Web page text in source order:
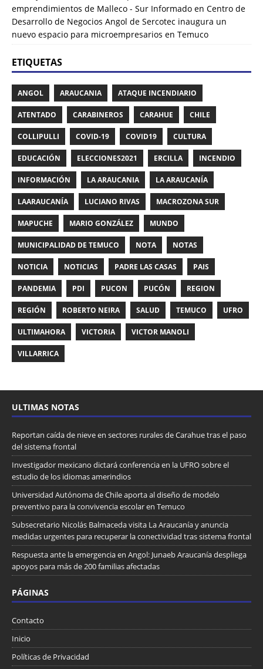
emprendimientos de Malleco - Sur Informado en Centro de
Desarrollo de Negocios Angol de Sercotec inaugura un
nuevo espacio para microempresarios en Temuco
ETIQUETAS
ANGOL ARAUCANIA ATAQUE INCENDIARIO
ATENTADO CARABINEROS CARAHUE CHILE
COLLIPULLI COVID-19 COVID19 CULTURA
EDUCACIÓN ELECCIONES2021 ERCILLA INCENDIO
INFORMACIÓN LA ARAUCANIA LA ARAUCANÍA
LAARAUCANÍA LUCIANO RIVAS MACROZONA SUR
MAPUCHE MARIO GONZÁLEZ MUNDO
MUNICIPALIDAD DE TEMUCO NOTA NOTAS
NOTICIA NOTICIAS PADRE LAS CASAS PAIS
PANDEMIA PDI PUCON PUCÓN REGION
REGIÓN ROBERTO NEIRA SALUD TEMUCO UFRO
ULTIMAHORA VICTORIA VICTOR MANOLI
VILLARRICA
ULTIMAS NOTAS
Reportan caída de nieve en sectores rurales de Carahue tras el paso
del sistema frontal
Investigador mexicano dictará conferencia en la UFRO sobre el
estudio de los idiomas amerindios
Universidad Autónoma de Chile aporta al diseño de modelo
preventivo para la convivencia escolar en Temuco
Subsecretario Nicolás Balmaceda visita La Araucanía y anuncia
medidas urgentes para recuperar la conectividad tras sistema frontal
Respuesta ante la emergencia en Angol: Junaeb Araucanía despliega
apoyos para más de 200 familias afectadas
PÁGINAS
Contacto
Inicio
Políticas de Privacidad